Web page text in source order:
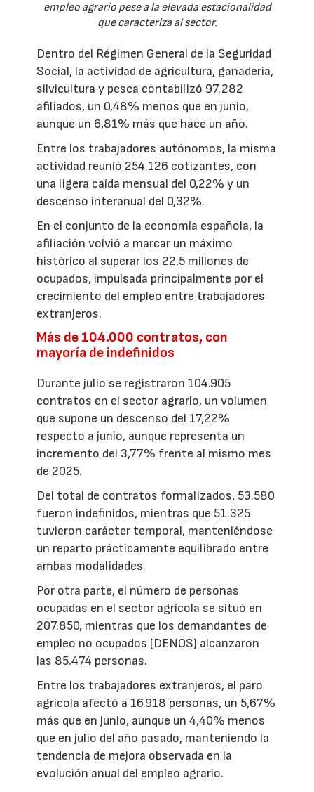
empleo agrario pese a la elevada estacionalidad
que caracteriza al sector.
Dentro del Régimen General de la Seguridad
Social, la actividad de agricultura, ganadería,
silvicultura y pesca contabilizó 97.282
afiliados, un 0,48% menos que en junio,
aunque un 6,81% más que hace un año.
Entre los trabajadores autónomos, la misma
actividad reunió 254.126 cotizantes, con
una ligera caída mensual del 0,22% y un
descenso interanual del 0,32%.
En el conjunto de la economía española, la
afiliación volvió a marcar un máximo
histórico al superar los 22,5 millones de
ocupados, impulsada principalmente por el
crecimiento del empleo entre trabajadores
extranjeros.
Más de 104.000 contratos, con
mayoría de indefinidos
Durante julio se registraron 104.905
contratos en el sector agrario, un volumen
que supone un descenso del 17,22%
respecto a junio, aunque representa un
incremento del 3,77% frente al mismo mes
de 2025.
Del total de contratos formalizados, 53.580
fueron indefinidos, mientras que 51.325
tuvieron carácter temporal, manteniéndose
un reparto prácticamente equilibrado entre
ambas modalidades.
Por otra parte, el número de personas
ocupadas en el sector agrícola se situó en
207.850, mientras que los demandantes de
empleo no ocupados (DENOS) alcanzaron
las 85.474 personas.
Entre los trabajadores extranjeros, el paro
agrícola afectó a 16.918 personas, un 5,67%
más que en junio, aunque un 4,40% menos
que en julio del año pasado, manteniendo la
tendencia de mejora observada en la
evolución anual del empleo agrario.